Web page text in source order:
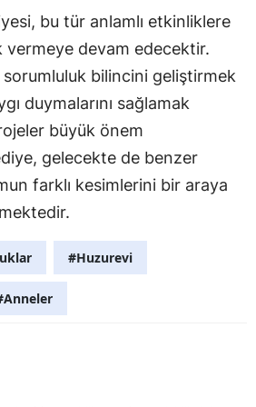
bu tür anlamlı etkinliklere
vermeye devam edecektir.
sorumluluk bilincini geliştirmek
duymalarını sağlamak
büyük önem
gelecekte de benzer
farklı kesimlerini bir araya
#Huzurevi